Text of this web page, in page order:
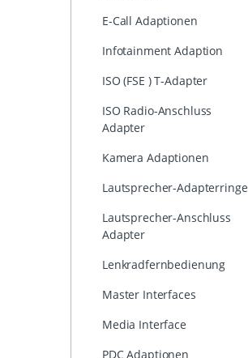
E-Call Adaptionen
Infotainment Adaption
ISO (FSE ) T-Adapter
ISO Radio-Anschluss
Adapter
Kamera Adaptionen
Lautsprecher-Adapterringe
Lautsprecher-Anschluss
Adapter
Lenkradfernbedienung
Master Interfaces
Media Interface
PDC Adaptionen